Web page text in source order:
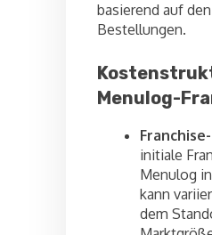
basierend auf
Bestellungen.
Menulog-
initiale
Menulog
kann
dem